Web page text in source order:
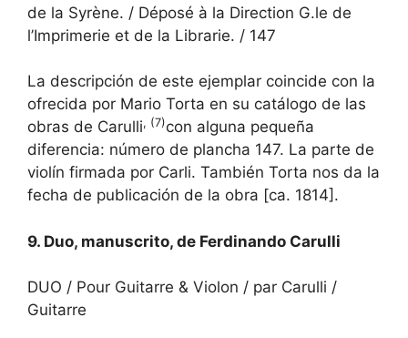
de la Syrène. / Déposé à la Direction G.le de
l’Imprimerie et de la Librarie. / 147
La descripción de este ejemplar coincide con la
ofrecida por Mario Torta en su catálogo de las
obras de Carulli, (7)con alguna pequeña
diferencia: número de plancha 147. La parte de
violín firmada por Carli. También Torta nos da la
fecha de publicación de la obra [ca. 1814].
9. Duo, manuscrito, de Ferdinando Carulli
DUO / Pour Guitarre & Violon / par Carulli /
Guitarre